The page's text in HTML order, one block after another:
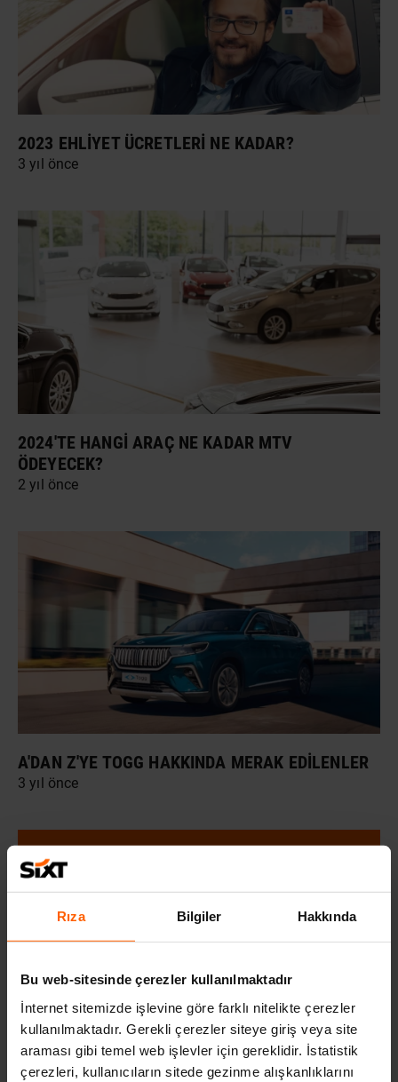
Rıza Bilgiler Hakkında
Bu web-sitesinde çerezler kullanılmaktadır
İnternet sitemizde işlevine göre farklı nitelikte çerezler
kullanılmaktadır. Gerekli çerezler siteye giriş veya site
araması gibi temel web işlevler için gereklidir. İstatistik
çerezleri, kullanıcıların sitede gezinme alışkanlıklarını
2023 EHLIYET ÜCRETLERI NE KADAR?
3 yıl önce
2024'TE HANGI ARAÇ NE KADAR MTV
ÖDEYECEK?
2 yıl önce
A'DAN Z'YE TOGG HAKKINDA MERAK EDILENLER
3 yıl önce
SIXT RENT A CAR ÇAĞRI MERKEZI NUMARASINI